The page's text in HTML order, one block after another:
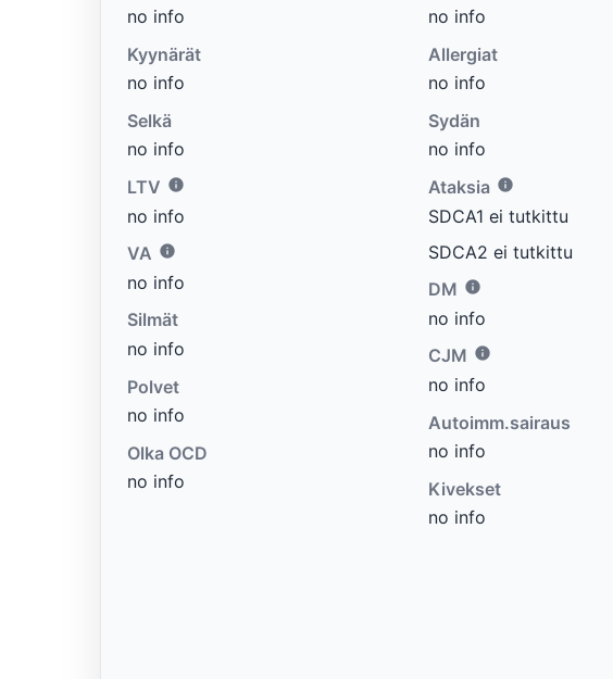
no info
Kyynärät
no info
Selkä
no info
LTV
no info
VA
no info
Silmät
no info
Polvet
no info
Olka OCD
no info
no info
Allergiat
no info
Sydän
no info
Ataksia
SDCA1 ei tutkittu
SDCA2 ei tutkittu
DM
no info
CJM
no info
Autoimm.sairaus
no info
Kivekset
no info